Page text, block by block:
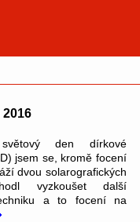
den dírkové
jsem se, kromě focení
dvou solarografických
vyzkoušet další
a to focení na